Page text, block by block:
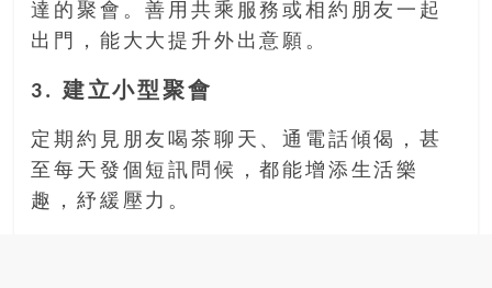
達的聚會。善用共乘服務或相約朋友一起
出門，能大大提升外出意願。
3. 建立小型聚會
定期約見朋友喝茶聊天、通電話傾偈，甚
至每天發個短訊問候，都能增添生活樂
趣，紓緩壓力。